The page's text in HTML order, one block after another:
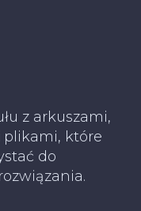
z arkuszami,
które
do